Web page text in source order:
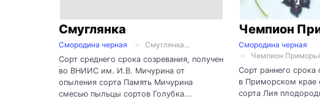
Смуглянка
Смородина черная
Смуглянка...
Сорт среднего срока созревания, получен
во ВНИИС им. И.В. Мичурина от
опыления сорта Память Мичурина
смесью пыльцы сортов Голубка...
Чемпион
Смородина черная
Чемпион
Сорт раннего срока
в Приморском крае
сорта Лия